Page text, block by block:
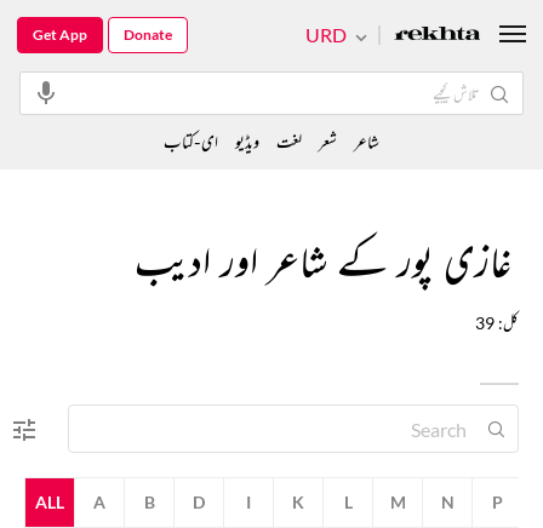
غازی پور کے شاعر اور ادیب
کل: 39
ALL A B D I K L M N P
URD
Get App Donate
شاعر شعر لغت ویڈیو ای-کتاب